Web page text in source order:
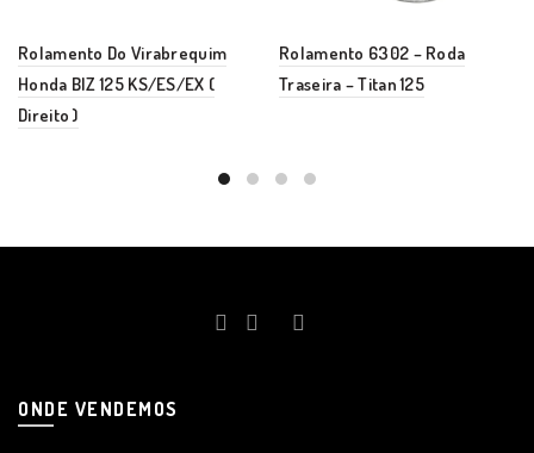
Rolamento Do Virabrequim
Honda BIZ 125 KS/ES/EX (
Direito )
Rolamento 6302 – Roda
Traseira – Titan 125
ONDE VENDEMOS